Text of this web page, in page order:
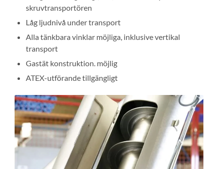
skruvtransportören
Låg ljudnivå under transport
Alla tänkbara vinklar möjliga, inklusive vertikal
transport
Gastät konstruktion. möjlig
ATEX-utförande tillgängligt